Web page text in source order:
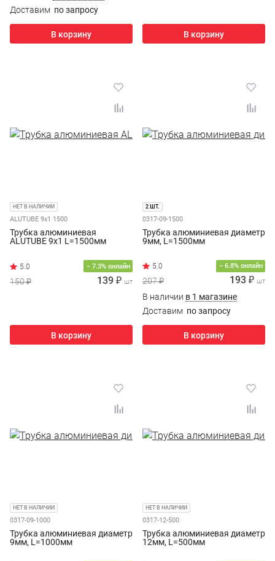
Доставим по запросу
В корзину В корзину
НЕТ В НАЛИЧИИ
ALUTUBE 9х1 1500
Трубка алюминиевая
ALUTUBE 9х1 L=1500мм
− 7.3% онлайн
150 ₽ 139 ₽ шт
В корзину
2 ШТ.
0317-09-1500
Трубка алюминиевая диаметр
9мм, L=1500мм
− 6.8% онлайн
207 ₽ 193 ₽ шт
В наличии в 1 магазине
Доставим по запросу
В корзину
НЕТ В НАЛИЧИИ
0317-09-1000
Трубка алюминиевая диаметр
9мм, L=1000мм
НЕТ В НАЛИЧИИ
0317-12-500
Трубка алюминиевая диаметр
12мм, L=500мм